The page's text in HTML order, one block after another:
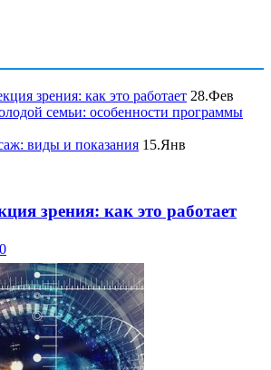
зрения: как это работает 28.Фев
семьи: особенности программы
виды и показания 15.Янв
зрения: как это работает